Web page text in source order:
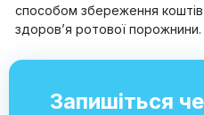
способом збереження коштів
здоров’я ротової порожнини.
Запишіться